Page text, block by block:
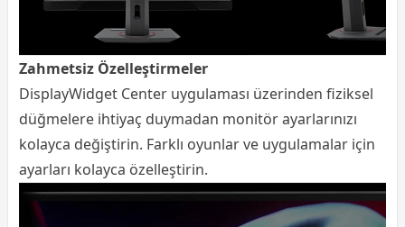
Zahmetsiz Özelleştirmeler
DisplayWidget Center uygulaması üzerinden fiziksel
düğmelere ihtiyaç duymadan monitör ayarlarınızı
kolayca değiştirin. Farklı oyunlar ve uygulamalar için
ayarları kolayca özelleştirin.